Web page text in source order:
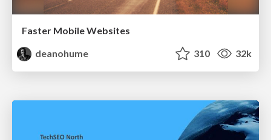
Faster Mobile Websites
deanohume
310 32k